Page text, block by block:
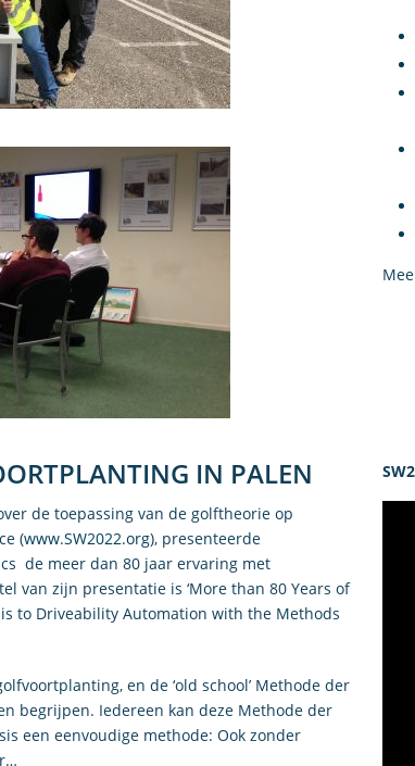
IN PALEN
de toepassing van de golftheorie op
(www.SW2022.org), presenteerde
de meer dan 80 jaar ervaring met
van zijn presentatie is ‘More than 80 Years of
to Driveability Automation with the Methods
en de ‘old school’ Methode der
begrijpen. Iedereen kan deze Methode der
een eenvoudige methode: Ook zonder